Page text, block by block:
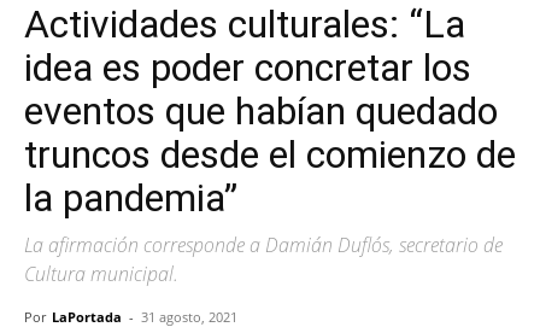
Actividades culturales: “La
idea es poder concretar los
eventos que habían quedado
truncos desde el comienzo de
la pandemia”
La afirmación corresponde a Damián Duflós, secretario de
Cultura municipal.
Por LaPortada - 31 agosto, 2021